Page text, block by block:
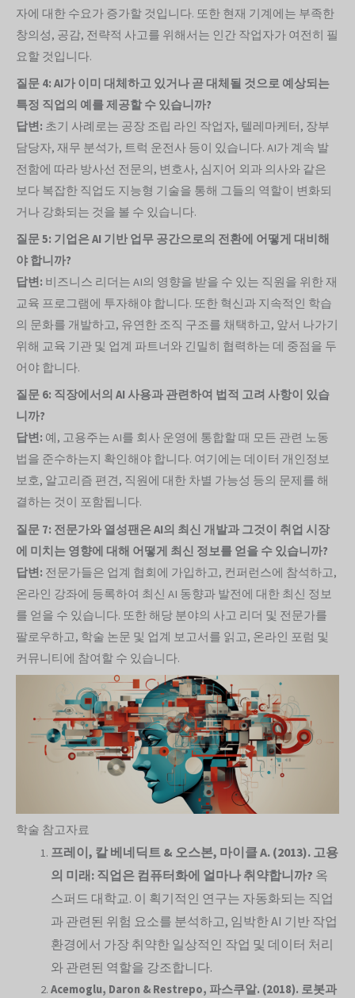
자에 대한 수요가 증가할 것입니다. 또한 현재 기계에는 부족한
창의성, 공감, 전략적 사고를 위해서는 인간 작업자가 여전히 필
요할 것입니다.
질문 4: AI가 이미 대체하고 있거나 곧 대체될 것으로 예상되는
특정 직업의 예를 제공할 수 있습니까?
답변: 초기 사례로는 공장 조립 라인 작업자, 텔레마케터, 장부
담당자, 재무 분석가, 트럭 운전사 등이 있습니다. AI가 계속 발
전함에 따라 방사선 전문의, 변호사, 심지어 외과 의사와 같은
보다 복잡한 직업도 지능형 기술을 통해 그들의 역할이 변화되
거나 강화되는 것을 볼 수 있습니다.
질문 5: 기업은 AI 기반 업무 공간으로의 전환에 어떻게 대비해
야 합니까?
답변: 비즈니스 리더는 AI의 영향을 받을 수 있는 직원을 위한 재
교육 프로그램에 투자해야 합니다. 또한 혁신과 지속적인 학습
의 문화를 개발하고, 유연한 조직 구조를 채택하고, 앞서 나가기
위해 교육 기관 및 업계 파트너와 긴밀히 협력하는 데 중점을 두
어야 합니다.
질문 6: 직장에서의 AI 사용과 관련하여 법적 고려 사항이 있습
니까?
답변: 예, 고용주는 AI를 회사 운영에 통합할 때 모든 관련 노동
법을 준수하는지 확인해야 합니다. 여기에는 데이터 개인정보
보호, 알고리즘 편견, 직원에 대한 차별 가능성 등의 문제를 해
결하는 것이 포함됩니다.
질문 7: 전문가와 열성팬은 AI의 최신 개발과 그것이 취업 시장
에 미치는 영향에 대해 어떻게 최신 정보를 얻을 수 있습니까?
답변: 전문가들은 업계 협회에 가입하고, 컨퍼런스에 참석하고,
온라인 강좌에 등록하여 최신 AI 동향과 발전에 대한 최신 정보
를 얻을 수 있습니다. 또한 해당 분야의 사고 리더 및 전문가를
팔로우하고, 학술 논문 및 업계 보고서를 읽고, 온라인 포럼 및
커뮤니티에 참여할 수 있습니다.
학술 참고자료
프레이, 칼 베네딕트 & 오스본, 마이클 A. (2013). 고용
의 미래: 직업은 컴퓨터화에 얼마나 취약합니까? 옥
스퍼드 대학교. 이 획기적인 연구는 자동화되는 직업
과 관련된 위험 요소를 분석하고, 임박한 AI 기반 작업
환경에서 가장 취약한 일상적인 작업 및 데이터 처리
와 관련된 역할을 강조합니다.
Acemoglu, Daron & Restrepo, 파스쿠알. (2018). 로봇과